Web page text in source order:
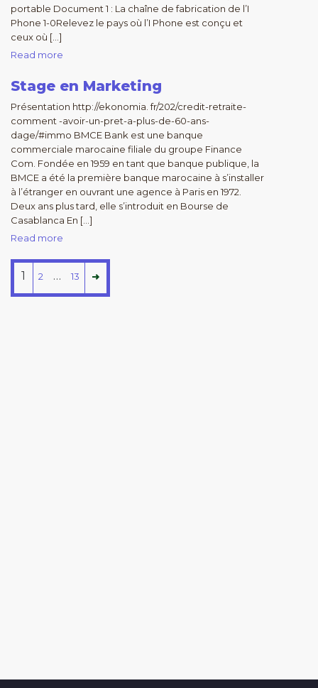
portable Document 1 : La chaîne de fabrication de l’I
Phone 1-0Relevez le pays où l’I Phone est conçu et
ceux où […]
Read more
Stage en Marketing
Présentation http://ekonomia. fr/202/credit-retraite-
comment -avoir-un-pret-a-plus-de-60-ans-
dage/#immo BMCE Bank est une banque
commerciale marocaine filiale du groupe Finance
Com. Fondée en 1959 en tant que banque publique, la
BMCE a été la première banque marocaine à s’installer
à l’étranger en ouvrant une agence à Paris en 1972.
Deux ans plus tard, elle s’introduit en Bourse de
Casablanca En […]
Read more
1 2 … 13